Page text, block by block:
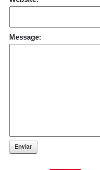
Message:
Enviar